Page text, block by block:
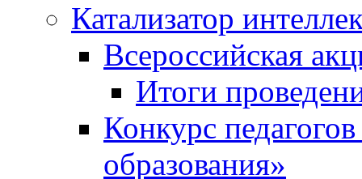
Катализатор
Всероссийская
Итоги
Конкурс
образования»